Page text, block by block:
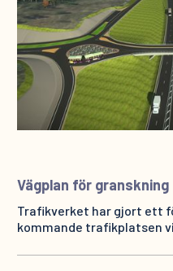
Vägplan för granskning
Trafikverket har gjort ett
kommande trafikplatsen